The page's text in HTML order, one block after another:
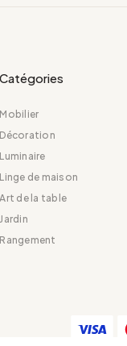
Catégories
Mobilier
Décoration
Luminaire
Linge de maison
Art de la table
Jardin
Rangement